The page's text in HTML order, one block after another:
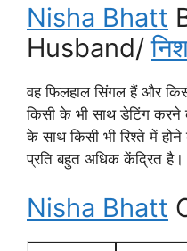
Nisha Bhatt
Husband/
वह फिलहाल सिंगल हैं और
किसी के भी साथ डेटिंग करने
के साथ किसी भी रिश्ते में
प्रति बहुत अधिक केंद्रित है।
Nisha Bhatt